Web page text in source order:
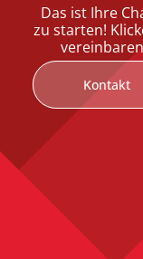
Das ist Ihre
zu starten!
Kontakt